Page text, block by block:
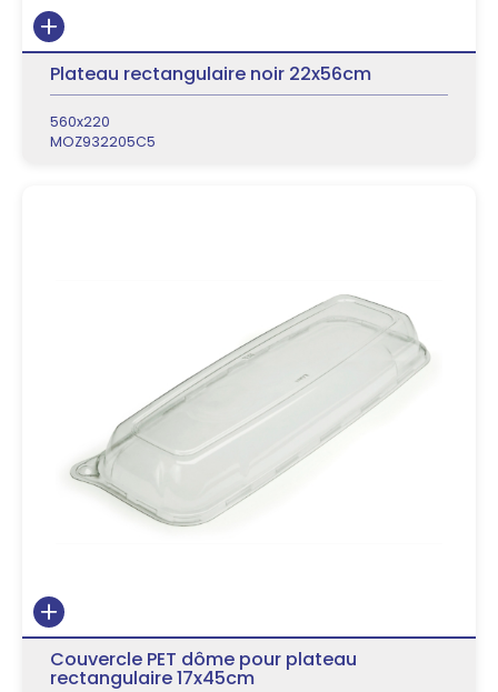
Plateau rectangulaire noir 22x56cm
560x220
MOZ932205C5
Couvercle PET dôme pour plateau
rectangulaire 17x45cm